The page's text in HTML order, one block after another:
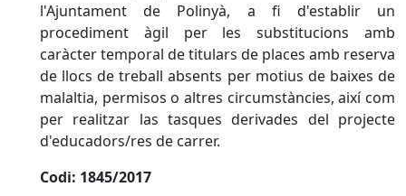
l'Ajuntament de Polinyà, a fi d'establir un
procediment àgil per les substitucions amb
caràcter temporal de titulars de places amb reserva
de llocs de treball absents per motius de baixes de
malaltia, permisos o altres circumstàncies, així com
per realitzar las tasques derivades del projecte
d'educadors/res de carrer.
Codi: 1845/2017